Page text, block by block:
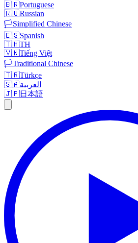
🇧🇷Portuguese
🇷🇺Russian
🏳️Simplified Chinese
🇪🇸Spanish
🇹🇭TH
🇻🇳Tiếng Việt
🏳️Traditional Chinese
🇹🇷Türkçe
🇸🇦العربية
🇯🇵日本語